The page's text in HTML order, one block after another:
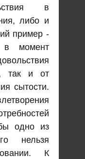
в
либо и
пример -
в момент
так и от
сытости.
одно из
нельзя
К